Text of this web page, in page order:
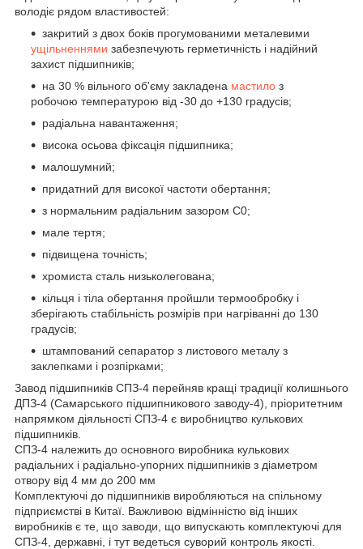
володіє рядом властивостей:
закритий з двох боків прогумованими металевими
ущільненнями забезпечують герметичність і надійний
захист підшипників;
на 30 % вільного об'єму закладена мастило з
робочою температурою від -30 до +130 градусів;
радіальна навантаження;
висока осьова фіксація підшипника;
малошумний;
придатний для високої частоти обертання;
з нормальним радіальним зазором С0;
мале тертя;
підвищена точність;
хромиста сталь низьколегована;
кільця і тіла обертання пройшли термообробку і
зберігають стабільність розмірів при нагріванні до 130
градусів;
штампований сепаратор з листового металу з
заклепками і розпірками;
Завод підшипників СПЗ-4 перейняв кращі традиції колишнього
ДПЗ-4 (Самарського підшипникового заводу-4), пріоритетним
напрямком діяльності СПЗ-4 є виробництво кулькових
підшипників.
СПЗ-4 належить до основного виробника кулькових
радіальних і радіально-упорних підшипників з діаметром
отвору від 4 мм до 200 мм
Комплектуючі до підшипників виробляються на спільному
підприємстві в Китаї. Важливою відмінністю від інших
виробників є те, що заводи, що випускають комплектуючі для
СПЗ-4, державні, і тут ведеться суворий контроль якості.